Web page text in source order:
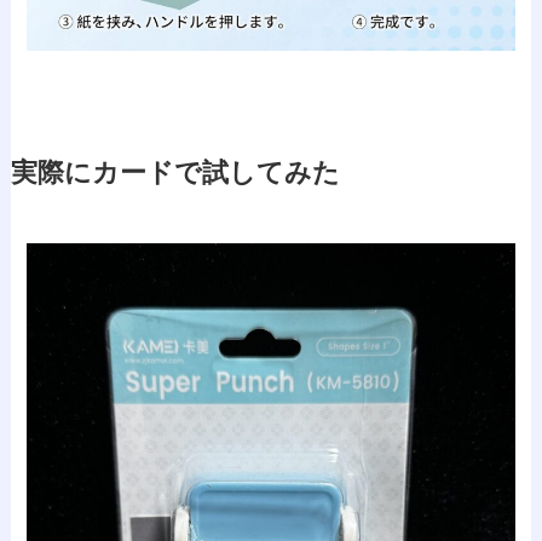
実際にカードで試してみた